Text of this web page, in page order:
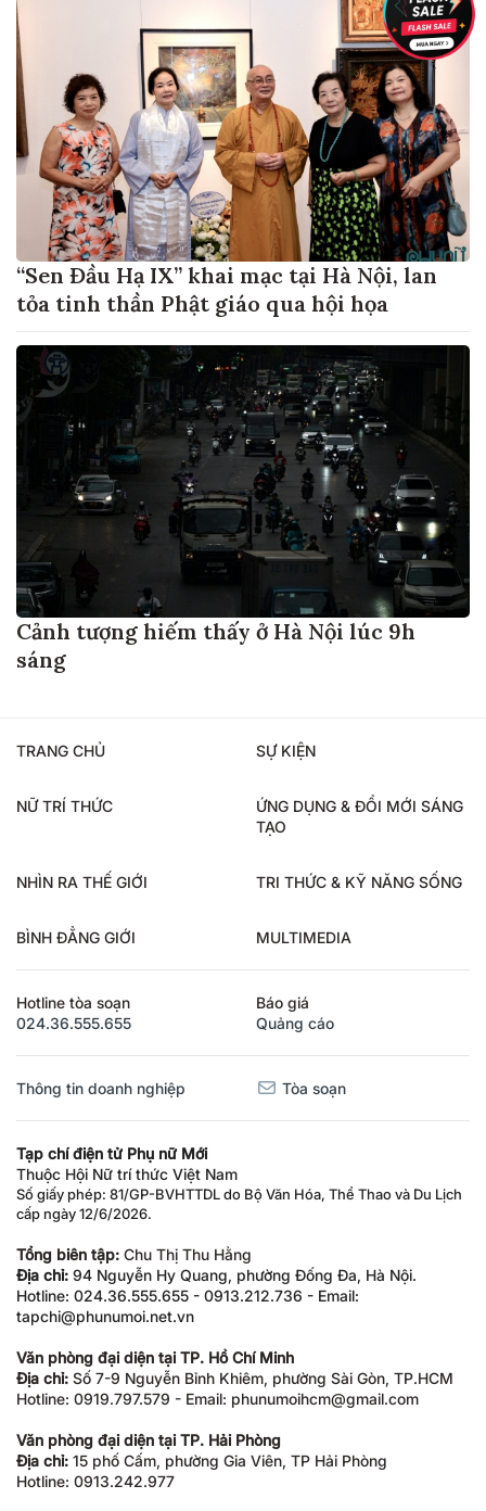
“Sen Đầu Hạ IX” khai mạc tại Hà Nội, lan
tỏa tinh thần Phật giáo qua hội họa
Cảnh tượng hiếm thấy ở Hà Nội lúc 9h
sáng
TRANG CHỦ SỰ KIỆN
NỮ TRÍ THỨC
ỨNG DỤNG & ĐỔI MỚI SÁNG
TẠO
NHÌN RA THẾ GIỚI TRI THỨC & KỸ NĂNG SỐNG
BÌNH ĐẲNG GIỚI MULTIMEDIA
Hotline tòa soạn
024.36.555.655
Báo giá
Quảng cáo
Thông tin doanh nghiệp Tòa soạn
Tạp chí điện tử Phụ nữ Mới
Thuộc Hội Nữ trí thức Việt Nam
Số giấy phép: 81/GP-BVHTTDL do Bộ Văn Hóa, Thể Thao và Du Lịch
cấp ngày 12/6/2026.
Tổng biên tập: Chu Thị Thu Hằng
Địa chỉ: 94 Nguyễn Hy Quang, phường Đống Đa, Hà Nội.
Hotline: 024.36.555.655 - 0913.212.736 - Email:
tapchi@phunumoi.net.vn
Văn phòng đại diện tại TP. Hồ Chí Minh
Địa chỉ: Số 7-9 Nguyễn Bỉnh Khiêm, phường Sài Gòn, TP.HCM
Hotline: 0919.797.579 - Email: phunumoihcm@gmail.com
Văn phòng đại diện tại TP. Hải Phòng
Địa chỉ: 15 phố Cấm, phường Gia Viên, TP Hải Phòng
Hotline: 0913.242.977